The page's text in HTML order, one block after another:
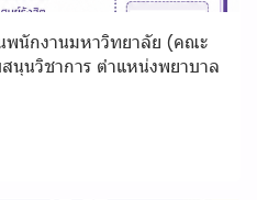
พนักงานมหาวิทยาลัย (คณะ
นวิชาการ ตำแหน่งพยาบาล